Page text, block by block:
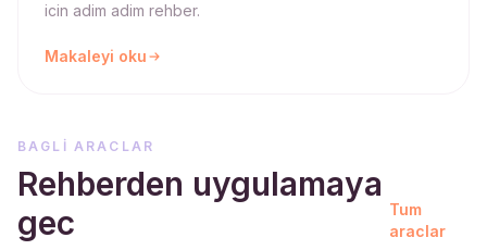
icin adim adim rehber.
Makaleyi oku
BAGLI ARACLAR
Rehberden uygulamaya
gec
Tum
araclar